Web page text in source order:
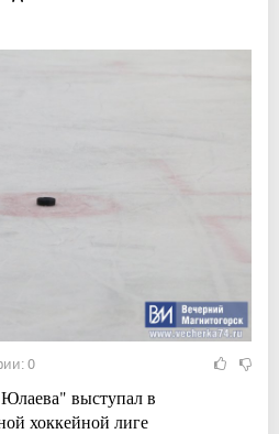
0
выступал в
хоккейной лиге